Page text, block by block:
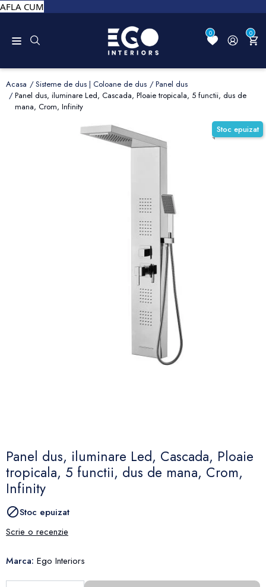
AFLA CUM
0 0
Acasa Sisteme de dus | Coloane de dus
Panel dus
Panel dus, iluminare Led, Cascada, Ploaie tropicala, 5 functii, dus de
mana, Crom, Infinity
Stoc epuizat
Panel dus, iluminare Led, Cascada, Ploaie
tropicala, 5 functii, dus de mana, Crom,
Infinity
Stoc epuizat
Scrie o recenzie
Marca: Ego Interiors